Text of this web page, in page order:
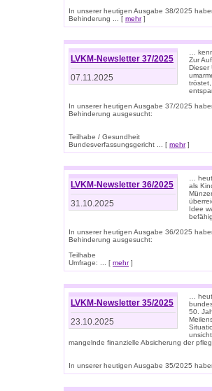
In unserer heutigen Ausgabe 38/2025
Behinderung ... [ mehr]
LVKM-Newsletter 37/2025
07.11.2025
…
Zur
Dieser
In unserer heutigen Ausgabe 37/2025
Behinderung ausgesucht:
Teilhabe / Gesundheit
Bundesverfassungsgericht ... [ mehr]
LVKM-Newsletter 36/2025
31.10.2025
…
als
Idee
In unserer heutigen Ausgabe 36/2025
Behinderung ausgesucht:
Teilhabe
Umfrage: ... [ mehr]
LVKM-Newsletter 35/2025
23.10.2025
…
50.
mangelnde finanzielle Absicherung der
In unserer heutigen Ausgabe 35/2025